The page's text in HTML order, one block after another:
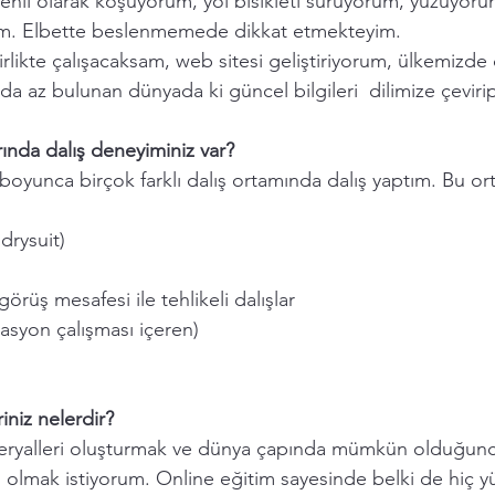
Elbette beslenmemede dikkat etmekteyim.
çalışacaksam, web sitesi geliştiriyorum, ülkemizde
az bulunan dünyada ki güncel bilgileri  dilimize
dalış deneyiminiz var?
birçok farklı dalış ortamında dalış yaptım. Bu
mesafesi ile tehlikeli dalışlar
çalışması içeren)
nelerdir?
oluşturmak ve dünya çapında mümkün
olmak istiyorum. Online eğitim sayesinde belki de hiç